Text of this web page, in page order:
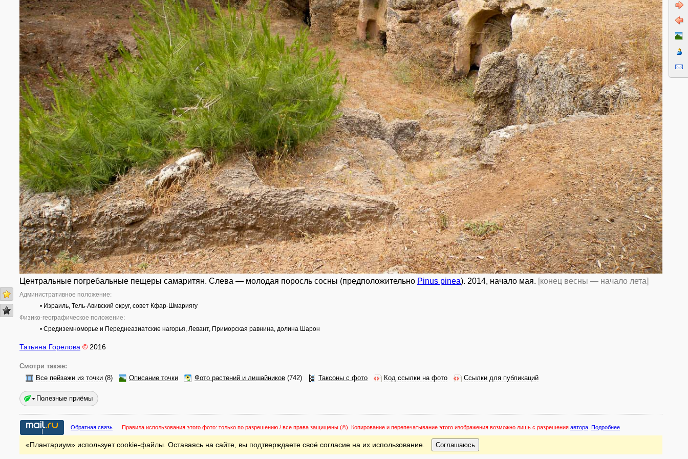
Центральные погребальные пещеры самаритян. Слева — молодая поросль сосны (предположительно Pinus pinea). 2014, начало мая. [конец весны — начало лета]
Административное положение:
• Израиль, Тель-Авивский округ, совет Кфар-Шмариягу
Физико-географическое положение:
• Средиземноморье и Переднеазиатские нагорья, Левант, Приморская равнина, долина Шарон
Татьяна Горелова © 2016
Смотри также:
Все пейзажи из точки (8) Описание точки Фото растений и лишайников (742) Таксоны с фото Код ссылки на фото Ссылки для публикаций
Полезные приёмы
Обратная связь Правила использования этого фото: только по разрешению / все права защищены (©). Копирование и перепечатывание этого изображения возможно лишь с разрешения автора Подробнее
«Плантариум» использует cookie-файлы. Оставаясь на сайте, вы подтверждаете своё согласие на их использование. Соглашаюсь